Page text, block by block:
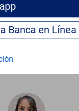
Continúe para entrar en la Banca en Línea